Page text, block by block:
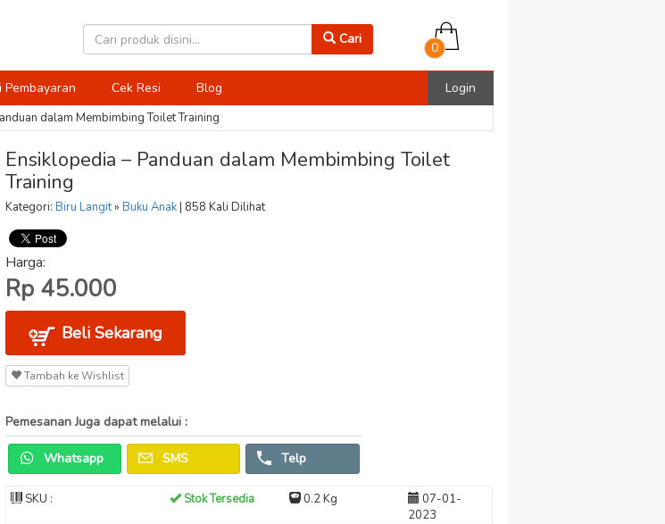
Cari
0
Pembayaran Cek Resi Blog Login
dalam Membimbing Toilet Training
Ensiklopedia – Panduan dalam Membimbing Toilet
Training
Kategori: Biru Langit» Buku Anak| 858 Kali Dilihat
Harga:
Rp 45.000
Beli Sekarang
Tambah ke Wishlist
Pemesanan Juga dapat melalui :
Whatsapp SMS Telp
SKU : Stok Tersedia 0.2 Kg
07-01-
2023